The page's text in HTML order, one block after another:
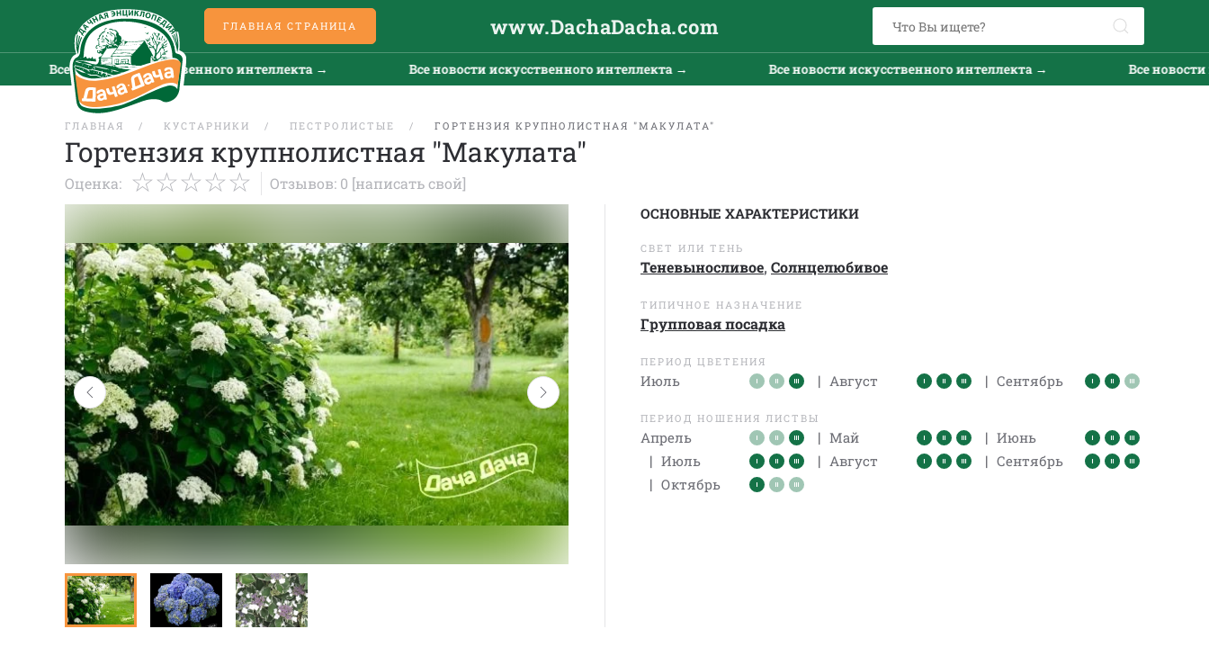
ГЛАВНАЯ СТРАНИЦА www.DachaDacha.com
Все новости искусственного интеллекта → Все новости искусственного интеллекта → Все новости искусственного интеллекта → Все новости
ГЛАВНАЯ КУСТАРНИКИ ПЕСТРОЛИСТЫЕ ГОРТЕНЗИЯ КРУПНОЛИСТНАЯ "МАКУЛАТА"
Гортензия крупнолистная "Макулата"
Оценка: Отзывов: 0 [написать свой]
ОСНОВНЫЕ ХАРАКТЕРИСТИКИ
СВЕТ ИЛИ ТЕНЬ
Теневыносливое, Солнцелюбивое
ТИПИЧНОЕ НАЗНАЧЕНИЕ
Групповая посадка
ПЕРИОД ЦВЕТЕНИЯ
Июль | Август | Сентябрь
ПЕРИОД НОШЕНИЯ ЛИСТВЫ
Апрель | Май | Июнь
| Июль | Август | Сентябрь
| Октябрь